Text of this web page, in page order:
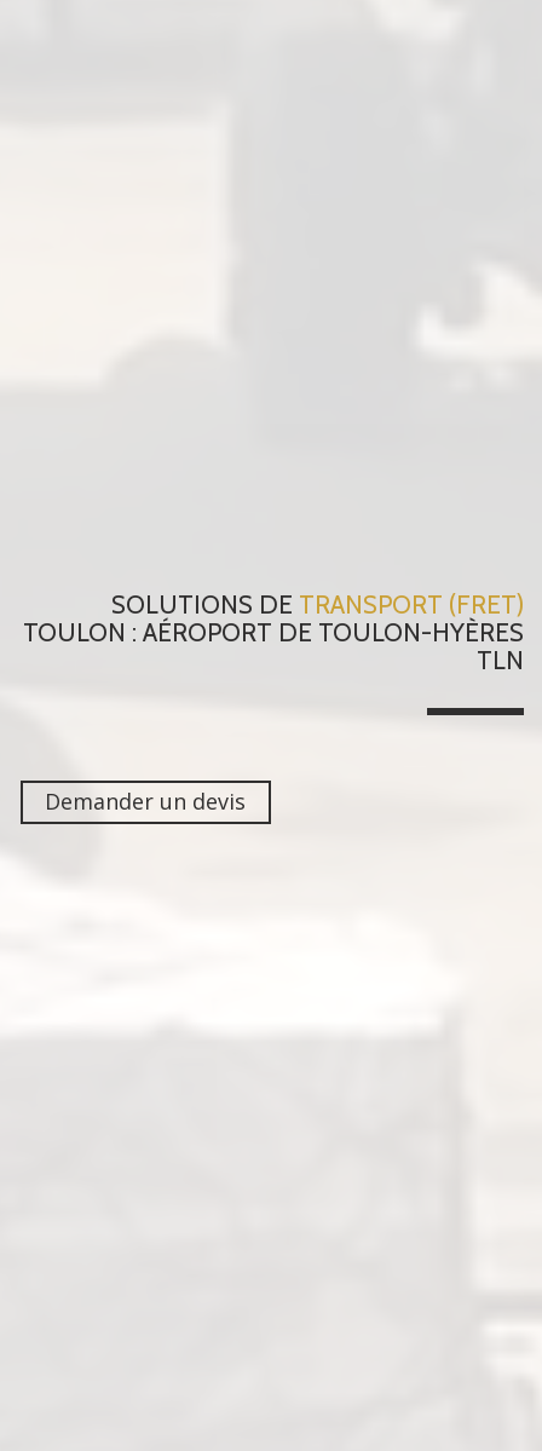
SOLUTIONS DE TRANSPORT (FRET)
TOULON : AÉROPORT DE TOULON-HYÈRES
TLN
Demander un devis